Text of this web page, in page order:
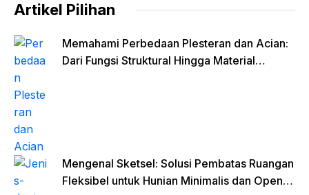
Artikel Pilihan
Memahami Perbedaan Plesteran dan Acian:
Dari Fungsi Struktural Hingga Material
Mengenal Sketsel: Solusi Pembatas Ruangan
Fleksibel untuk Hunian Minimalis dan Open